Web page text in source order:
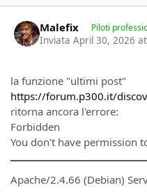
Malefix Piloti
Inviata April 30, 2026
la funzione "ultimi post"
https://forum.p300.it/
ritorna ancora l'errore:
Forbidden
You don't have permission
Apache/2.4.66 (Debian)